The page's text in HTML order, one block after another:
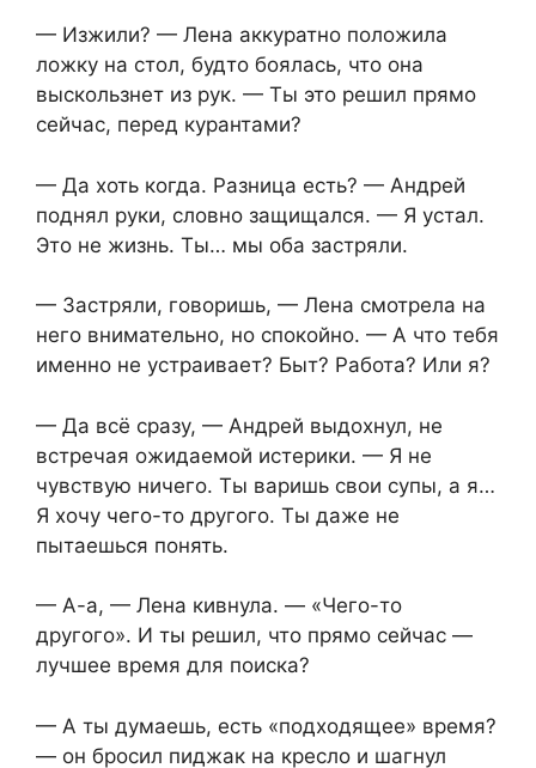
— Изжили? — Лена аккуратно положила
ложку на стол, будто боялась, что она
выскользнет из рук. — Ты это решил прямо
сейчас, перед курантами?
— Да хоть когда. Разница есть? — Андрей
поднял руки, словно защищался. — Я устал.
Это не жизнь. Ты… мы оба застряли.
— Застряли, говоришь, — Лена смотрела на
него внимательно, но спокойно. — А что тебя
именно не устраивает? Быт? Работа? Или я?
— Да всё сразу, — Андрей выдохнул, не
встречая ожидаемой истерики. — Я не
чувствую ничего. Ты варишь свои супы, а я…
Я хочу чего-то другого. Ты даже не
пытаешься понять.
— А-а, — Лена кивнула. — «Чего-то
другого». И ты решил, что прямо сейчас —
лучшее время для поиска?
— А ты думаешь, есть «подходящее» время?
— он бросил пиджак на кресло и шагнул